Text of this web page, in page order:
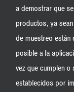
a demostrar que
productos, ya
de muestreo
posible a la
vez que cumplen
establecidos por